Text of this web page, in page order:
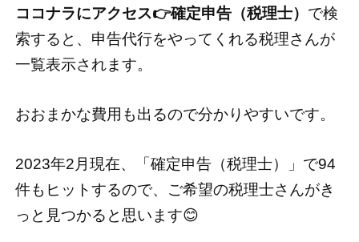
ココナラにアクセス👉確定申告（税理士） で検
索すると、申告代行をやってくれる税理さんが
一覧表示されます。
おおまかな費用も出るので分かりやすいです。
2023年2月現在、「確定申告（税理士）」で94
件もヒットするので、ご希望の税理士さんがき
っと見つかると思います😊